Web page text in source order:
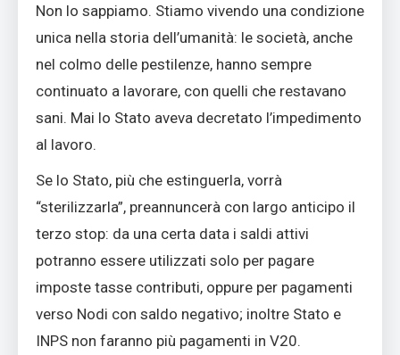
Non lo sappiamo. Stiamo vivendo una condizione
unica nella storia dell’umanità: le società, anche
nel colmo delle pestilenze, hanno sempre
continuato a lavorare, con quelli che restavano
sani. Mai lo Stato aveva decretato l’impedimento
al lavoro.
Se lo Stato, più che estinguerla, vorrà
“sterilizzarla”, preannuncerà con largo anticipo il
terzo stop: da una certa data i saldi attivi
potranno essere utilizzati solo per pagare
imposte tasse contributi, oppure per pagamenti
verso Nodi con saldo negativo; inoltre Stato e
INPS non faranno più pagamenti in V20.